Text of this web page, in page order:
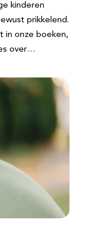
kinderen
prikkelend.
in onze boeken,
over…